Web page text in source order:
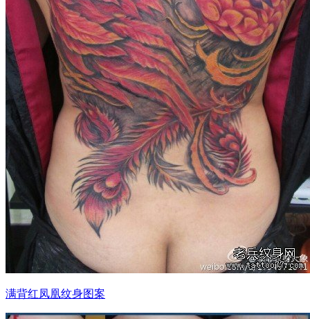
满背红凤凰纹身图案